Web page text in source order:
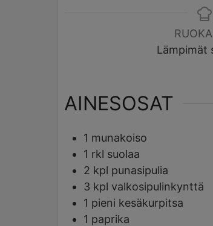
Lämpimät
AINESOSAT
1 munakoiso
1 rkl suolaa
2 kpl punasipulia
3 kpl valkosipulinkynttä
1 pieni kesäkurpitsa
1 paprika